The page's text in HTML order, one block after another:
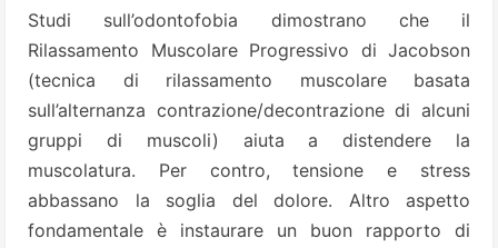
Studi sull’odontofobia dimostrano che il
Rilassamento Muscolare Progressivo di Jacobson
(tecnica di rilassamento muscolare basata
sull’alternanza contrazione/decontrazione di alcuni
gruppi di muscoli) aiuta a distendere la
muscolatura. Per contro, tensione e stress
abbassano la soglia del dolore. Altro aspetto
fondamentale è instaurare un buon rapporto di